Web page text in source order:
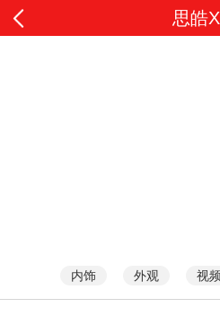
思皓
内饰 外观 视